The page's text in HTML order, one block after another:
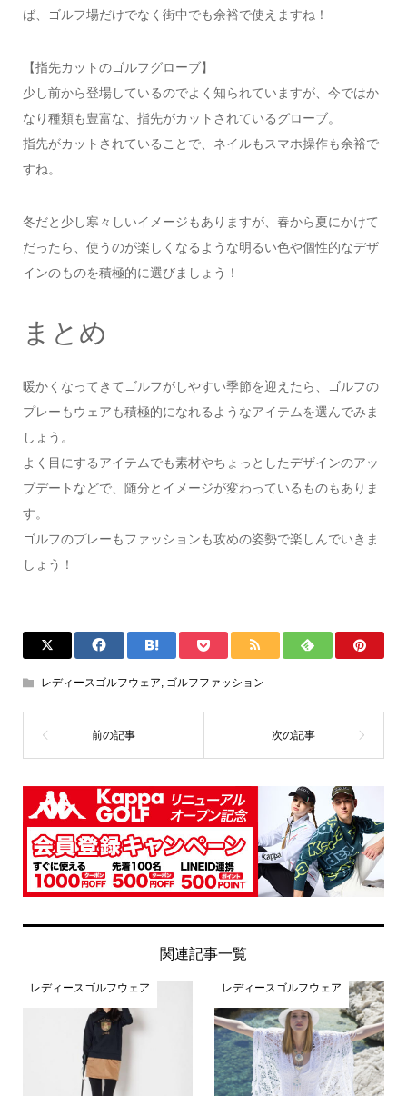
ば、ゴルフ場だけでなく街中でも余裕で使えますね！
【指先カットのゴルフグローブ】
少し前から登場しているのでよく知られていますが、今ではか
なり種類も豊富な、指先がカットされているグローブ。
指先がカットされていることで、ネイルもスマホ操作も余裕で
すね。
冬だと少し寒々しいイメージもありますが、春から夏にかけて
だったら、使うのが楽しくなるような明るい色や個性的なデザ
インのものを積極的に選びましょう！
まとめ
暖かくなってきてゴルフがしやすい季節を迎えたら、ゴルフの
プレーもウェアも積極的になれるようなアイテムを選んでみま
しょう。
よく目にするアイテムでも素材やちょっとしたデザインのアッ
プデートなどで、随分とイメージが変わっているものもありま
す。
ゴルフのプレーもファッションも攻めの姿勢で楽しんでいきま
しょう！
レディースゴルフウェア, ゴルフファッション
関連記事一覧
レディースゴルフウェア レディースゴルフウェア